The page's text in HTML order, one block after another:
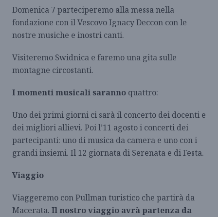
Domenica 7 parteciperemo alla messa nella
fondazione con il Vescovo Ignacy Deccon con le
nostre musiche e inostri canti.
Visiteremo Swidnica e faremo una gita sulle
montagne circostanti.
I momenti musicali saranno quattro:
Uno dei primi giorni ci sarà il concerto dei docenti e
dei migliori allievi. Poi l’11 agosto i concerti dei
partecipanti: uno di musica da camera e uno con i
grandi insiemi. Il 12 giornata di Serenata e di Festa.
Viaggio
Viaggeremo con Pullman turistico che partirà da
Macerata. Il nostro viaggio avrà partenza da